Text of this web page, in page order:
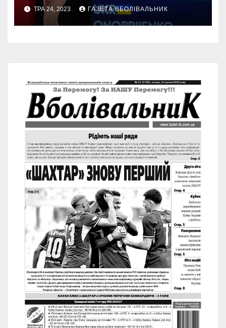
ТРА 24, 2023 ГАЗЕТА ВБОЛІВАЛЬНИК